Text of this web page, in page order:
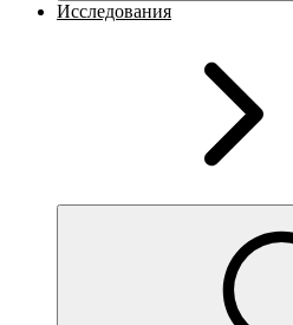
Исследования